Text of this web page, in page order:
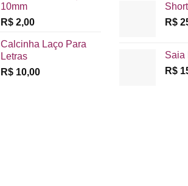
10mm
R$ 2,00
Calcinha Laço Para
Letras
R$ 10,00
R$
Saia
R$